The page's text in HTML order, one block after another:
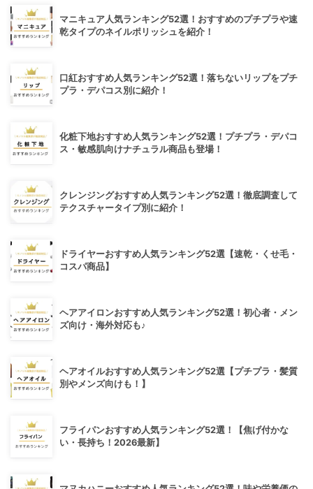
マニキュア人気ランキング52選！おすすめのプチプラや速
乾タイプのネイルポリッシュを紹介！
口紅おすすめ人気ランキング52選！落ちないリップをプチ
プラ・デパコス別に紹介！
化粧下地おすすめ人気ランキング52選！プチプラ・デパコ
ス・敏感肌向けナチュラル商品も登場！
クレンジングおすすめ人気ランキング52選！徹底調査して
テクスチャータイプ別に紹介！
ドライヤーおすすめ人気ランキング52選【速乾・くせ毛・
コスパ商品】
ヘアアイロンおすすめ人気ランキング52選！初心者・メン
ズ向け・海外対応も♪
ヘアオイルおすすめ人気ランキング52選【プチプラ・髪質
別やメンズ向けも！】
フライパンおすすめ人気ランキング52選！【焦げ付かな
い・長持ち！2026最新】